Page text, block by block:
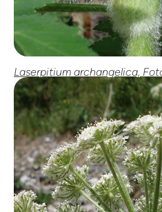
Laserpitium archangelica,